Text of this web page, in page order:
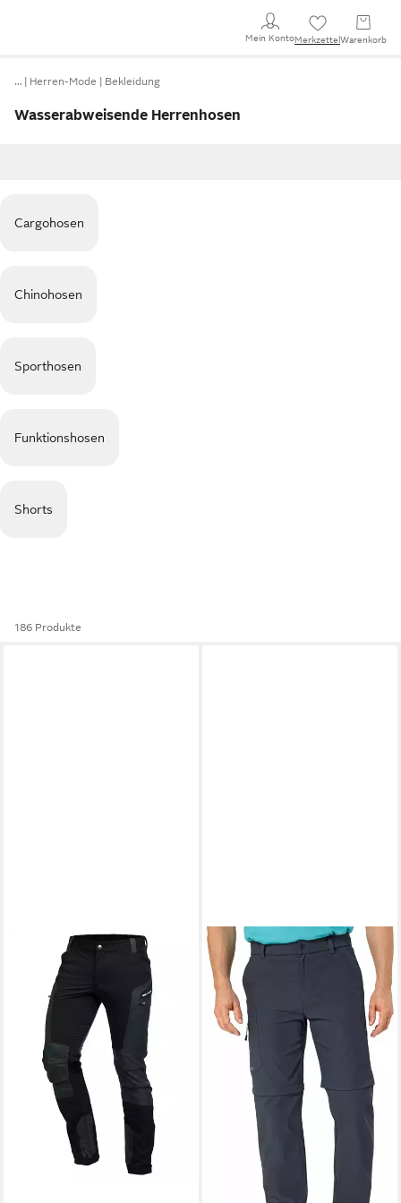
Mein KontoMerkzettel Warenkorb
… Herren-Mode Bekleidung
Wasserabweisende Herrenhosen
Cargohosen
Chinohosen
Sporthosen
Funktionshosen
Shorts
186 Produkte